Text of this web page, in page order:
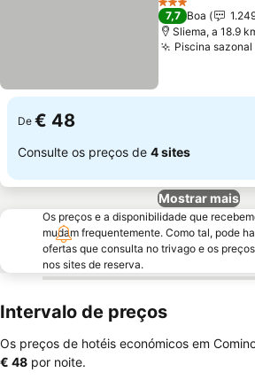
3 Estrelas
7,7 Boa
Sliema, a 18.9
Piscina
De € 48
Consulte os preços de 4 sites
Mostrar mais
Os preços e a disponibilidade que
mudam frequentemente. Como tal, pode
ofertas que consulta no trivago e os
nos sites de reserva.
Intervalo de preços
Os preços de hotéis económicos em
‎€ 48 por noite.